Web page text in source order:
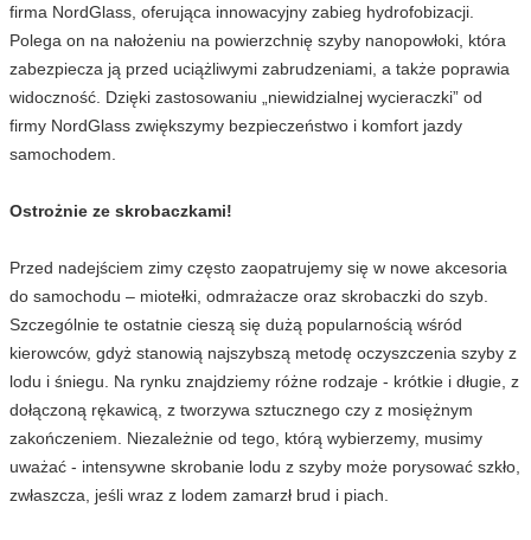
firma NordGlass, oferująca innowacyjny zabieg hydrofobizacji.
Polega on na nałożeniu na powierzchnię szyby nanopowłoki, która
zabezpiecza ją przed uciążliwymi zabrudzeniami, a także poprawia
widoczność. Dzięki zastosowaniu „niewidzialnej wycieraczki” od
firmy NordGlass zwiększymy bezpieczeństwo i komfort jazdy
samochodem.
Ostrożnie ze skrobaczkami!
Przed nadejściem zimy często zaopatrujemy się w nowe akcesoria
do samochodu – miotełki, odmrażacze oraz skrobaczki do szyb.
Szczególnie te ostatnie cieszą się dużą popularnością wśród
kierowców, gdyż stanowią najszybszą metodę oczyszczenia szyby z
lodu i śniegu. Na rynku znajdziemy różne rodzaje - krótkie i długie, z
dołączoną rękawicą, z tworzywa sztucznego czy z mosiężnym
zakończeniem. Niezależnie od tego, którą wybierzemy, musimy
uważać - intensywne skrobanie lodu z szyby może porysować szkło,
zwłaszcza, jeśli wraz z lodem zamarzł brud i piach.